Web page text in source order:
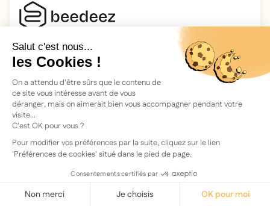
2026 Beedeez. Tous droits réservés.
Mentions légales
Beedeez, c’est une start-up fondée en 2015 par quatre férus
d’apprentissage : Morgan, Rémi, Quentin, Julien, avec une
vision simple : faciliter l'apprentissage et la transmission des
connaissances.